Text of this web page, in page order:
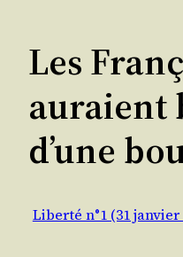
Les
auraient
d’une
Liberté n°1 (31 janvier